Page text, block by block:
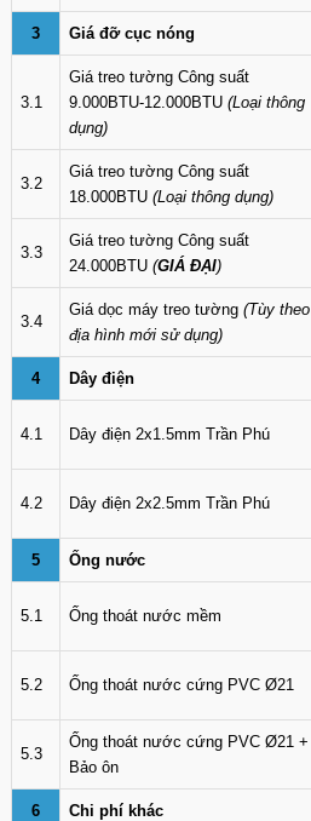
3 Giá đỡ cục nóng
3.1
Giá treo tường Công suất
9.000BTU-12.000BTU (Loại thông
dụng)
3.2
Giá treo tường Công suất
18.000BTU (Loại thông dụng)
3.3
Giá treo tường Công suất
24.000BTU (GIÁ ĐẠI)
3.4
Giá dọc máy treo tường (Tùy theo
địa hình mới sử dụng)
4 Dây điện
4.1 Dây điện 2x1.5mm Trần Phú
4.2 Dây điện 2x2.5mm Trần Phú
5 Ống nước
5.1 Ống thoát nước mềm
5.2 Ống thoát nước cứng PVC Ø21
5.3
Ống thoát nước cứng PVC Ø21 +
Bảo ôn
6 Chi phí khác